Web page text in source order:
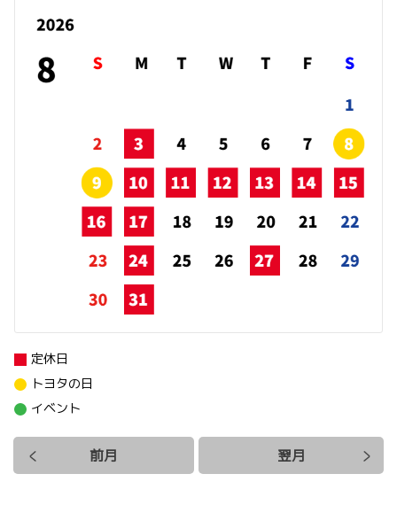
前月 翌月
定休日
トヨタの日
イベント